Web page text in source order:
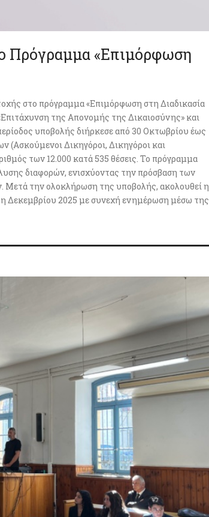
Πρόγραμμα «Επιμόρφωση
στο πρόγραμμα «Επιμόρφωση στη Διαδικασία
της Απονομής της Δικαιοσύνης» και
υποβολής διήρκεσε από 30 Οκτωβρίου έως
Δικηγόροι, Δικηγόροι και
των 12.000 κατά 535 θέσεις. Το πρόγραμμα
διαφορών, ενισχύοντας την πρόσβαση των
Μετά την ολοκλήρωση της υποβολής, ακολουθεί η
Δεκεμβρίου 2025 με συνεχή ενημέρωση μέσω της